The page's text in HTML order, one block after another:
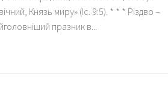
Князь миру» (Іс. 9:5). * * * Різдво –
празник в...